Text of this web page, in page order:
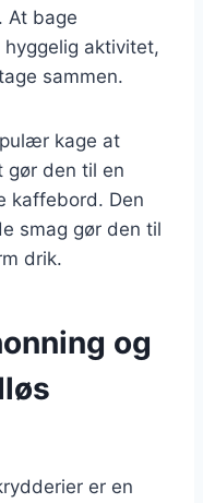
At bage
aktivitet,
sammen.
kage at
gør den til en
kaffebord. Den
smag gør den til
drik.
og
er en